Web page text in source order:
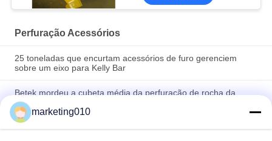
Perfuração Acessórios
25 toneladas que encurtam acessórios de furo gerenciem
sobre um eixo para Kelly Bar
Betek mordeu a cubeta média da perfuração de rocha da
dureza da fundação em volta da picareta giratória do cortador
dos dentes do formão da pata
marketing010